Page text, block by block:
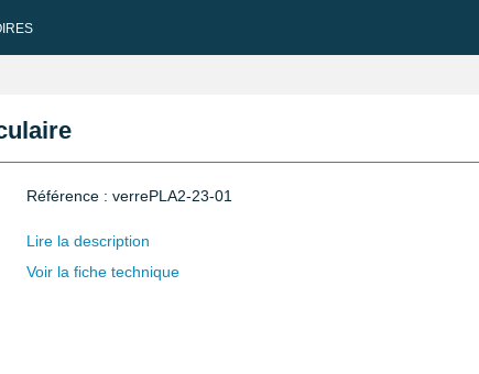
Référence : verrePLA2-23-01
Lire la description
Voir la fiche technique